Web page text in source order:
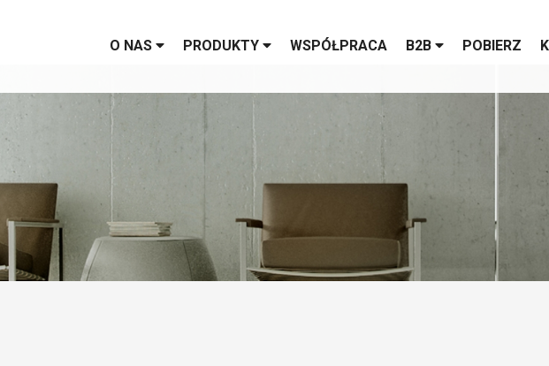
O NAS PRODUKTY WSPÓŁPRACA B2B POBIERZ